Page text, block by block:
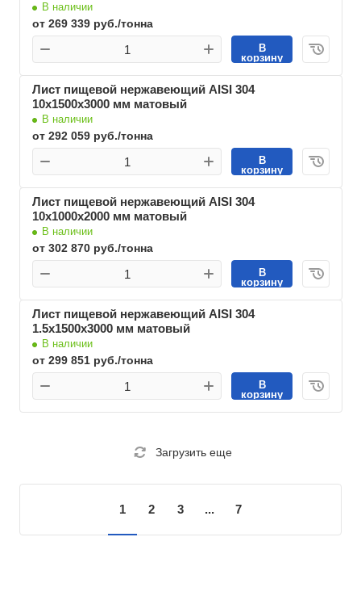
В наличии
от 269 339 руб./тонна
В
корзину
Лист пищевой нержавеющий AISI 304
10х1500х3000 мм матовый
В наличии
от 292 059 руб./тонна
В
корзину
Лист пищевой нержавеющий AISI 304
10х1000х2000 мм матовый
В наличии
от 302 870 руб./тонна
В
корзину
Лист пищевой нержавеющий AISI 304
1.5х1500х3000 мм матовый
В наличии
от 299 851 руб./тонна
В
корзину
Загрузить еще
1 2 3 ... 7